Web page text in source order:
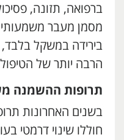
ברפואה, תזונה,
מסמן מעבר
בירידה במשקל
הרבה יותר של
תרופות ההשמנה
חוללו שינוי דרמטי